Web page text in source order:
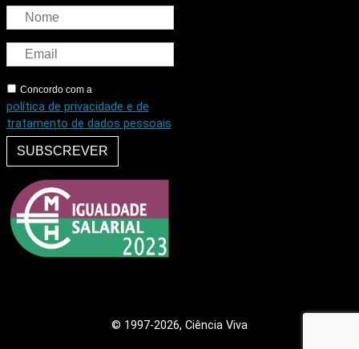
Concordo com a
política de privacidade e de
tratamento de dados pessoais
SUBSCREVER
© 1997-2026, Ciência Viva